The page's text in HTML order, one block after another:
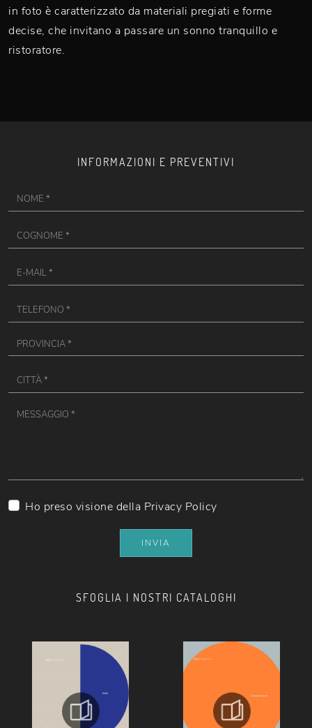
in foto è caratterizzato da materiali pregiati e forme
decise, che invitano a passare un sonno tranquillo e
ristoratore.
SFOGLIA I NOSTRI CATALOGHI
INFORMAZIONI E PREVENTIVI
Ho preso visione della Privacy Policy
INVIA